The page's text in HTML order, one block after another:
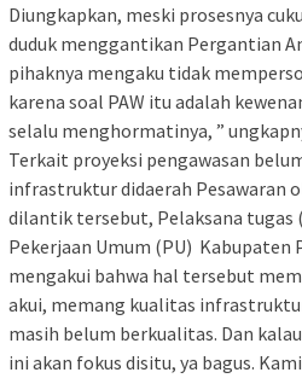
Diungkapkan, meski prosesnya
duduk menggantikan Pergantian
pihaknya mengaku tidak
karena soal PAW itu adalah
selalu menghormatinya, ”
Terkait proyeksi pengawasan
infrastruktur didaerah Pesawaran
dilantik tersebut, Pelaksana tugas
Pekerjaan Umum (PU) Kabupaten
mengakui bahwa hal tersebut
akui, memang kualitas
masih belum berkualitas. Dan
ini akan fokus disitu, ya bagus.